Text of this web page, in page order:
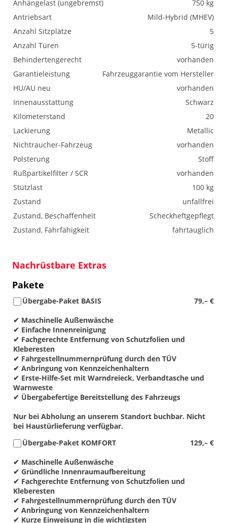
Anhängelast (ungebremst)
750 kg
Antriebsart
Mild-Hybrid (MHEV)
Anzahl Sitzplätze
5
Anzahl Türen
5-türig
Behindertengerecht
vorhanden
Garantieleistung
Fahrzeuggarantie vom Hersteller
HU/AU neu
vorhanden
Innenausstattung
Schwarz
Kilometerstand
20
Lackierung
Metallic
Nichtraucher-Fahrzeug
vorhanden
Polsterung
Stoff
Rußpartikelfilter / SCR
vorhanden
Stützlast
100 kg
Zustand
unfallfrei
Zustand, Beschaffenheit
Scheckheftgepflegt
Zustand, Fahrfähigkeit
fahrtauglich
Nachrüstbare Extras
Pakete
79,– €
Übergabe-Paket BASIS
✔ Maschinelle Außenwäsche
✔ Einfache Innenreinigung
✔ Fachgerechte Entfernung von Schutzfolien und
Kleberesten
✔ Fahrgestellnummernprüfung durch den TÜV
✔ Anbringung von Kennzeichenhaltern
✔ Erste-Hilfe-Set mit Warndreieck, Verbandtasche und
Warnweste
✔ Übergabefertige Bereitstellung des Fahrzeugs
Nur bei Abholung an unserem Standort buchbar. Nicht
bei Haustürlieferung verfügbar.
129,– €
Übergabe-Paket KOMFORT
✔ Maschinelle Außenwäsche
✔ Gründliche Innenraumaufbereitung
✔ Fachgerechte Entfernung von Schutzfolien und
Kleberesten
✔ Fahrgestellnummernprüfung durch den TÜV
✔ Anbringung von Kennzeichenhaltern
✔ Kurze Einweisung in die wichtigsten